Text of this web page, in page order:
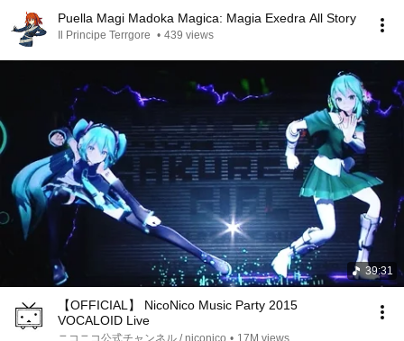
Puella Magi Madoka Magica: Magia Exedra All Story
Il Principe Terrgore • 439 views
39:31
【OFFICIAL】 NicoNico Music Party 2015
VOCALOID Live
ニコニコ公式チャンネル / niconico • 17M views